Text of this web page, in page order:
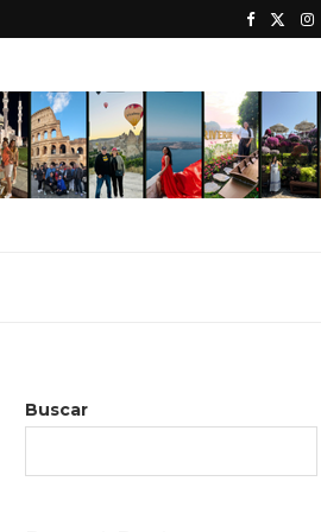
Buscar